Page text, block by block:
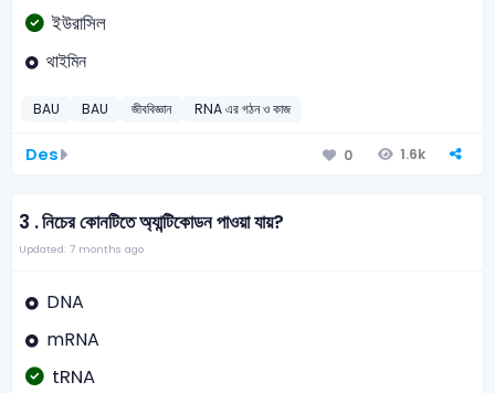
ইউরাসিল
থাইমিন
BAU BAU জীববিজ্ঞান RNA এর গঠন ও কাজ
Des 0 1.6k
3 .নিচের কোনটিতে অ্যান্টিকোডন পাওয়া যায়?
Updated: 7 months ago
DNA
mRNA
tRNA